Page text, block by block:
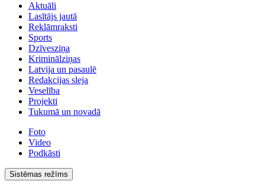
Aktuāli
Lasītājs jautā
Reklāmraksti
Sports
Dzīvesziņa
Kriminālziņas
Latvija un pasaulē
Redakcijas sleja
Veselība
Projekti
Tukumā un novadā
Foto
Video
Podkāsti
Sistēmas režīms